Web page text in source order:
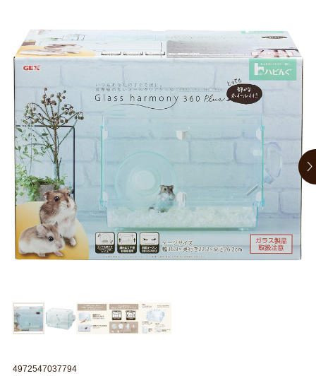
トリマーグッズ シニアサポート
4972547037794